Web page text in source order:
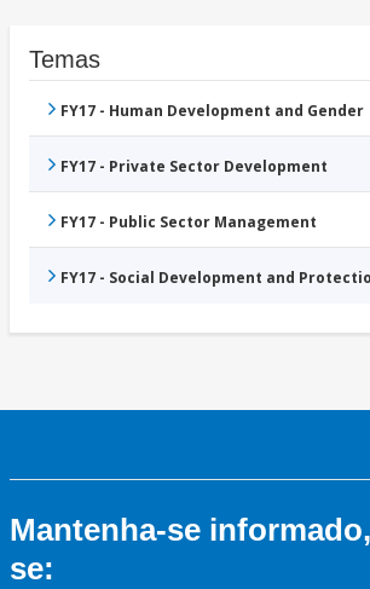
Temas
FY17 - Human Development and Gender
FY17 - Private Sector Development
FY17 - Public Sector Management
FY17 - Social Development and
Mantenha-se
se: